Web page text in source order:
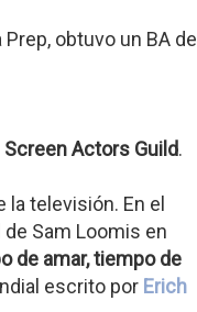
obtuvo un BA de
Screen Actors Guild.
televisión. En el
de Sam Loomis en
de amar, tiempo de
escrito por Erich